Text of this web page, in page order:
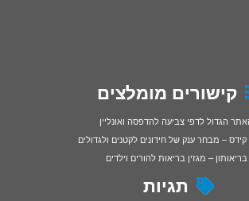
קישורים מומלצים
הגדול לדפי צביעה להדפסה ואונליין
קידס – מבחר ענק של חידונים לקטנים ולגדולים
בריאותון – מגזין בריאות להורים וילדים
תגיות